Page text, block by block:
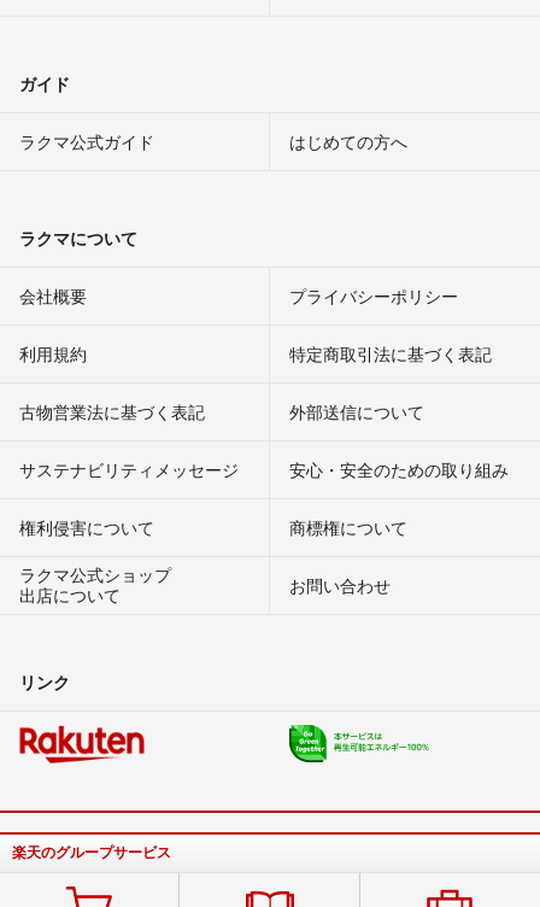
ガイド
ラクマ公式ガイド はじめての方へ
ラクマについて
会社概要 プライバシーポリシー
利用規約 特定商取引法に基づく表記
古物営業法に基づく表記 外部送信について
サステナビリティメッセージ 安心・安全のための取り組み
権利侵害について
商標権について
ラクマ公式ショップ
出店について
お問い合わせ
リンク
楽天のグループサービス